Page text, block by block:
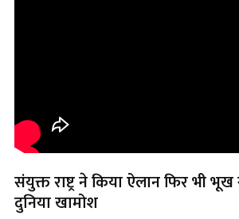
संयुक्त राष्ट्र ने किया ऐलान फिर भी
दुनिया खामोश